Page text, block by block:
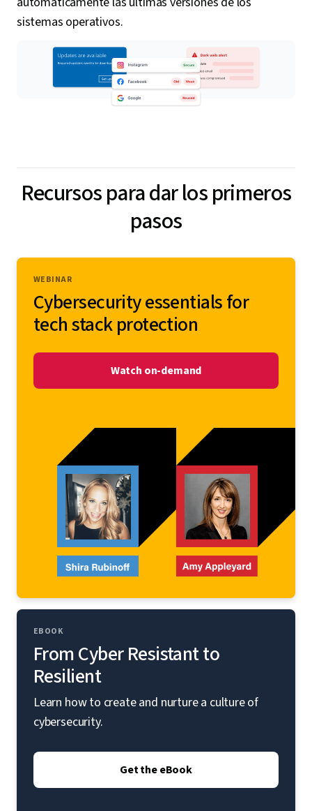
sistemas operativos.
Recursos para dar los primeros
pasos
WEBINAR
Cybersecurity essentials for
tech stack protection
Watch on-demand
EBOOK
From Cyber Resistant to
Resilient
Learn how to create and nurture a culture of
cybersecurity.
Get the eBook